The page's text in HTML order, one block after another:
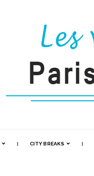
CITY BREAKS